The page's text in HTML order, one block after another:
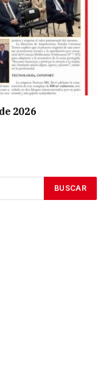
2026